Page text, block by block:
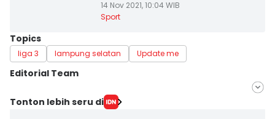
14 Nov 2021, 10:04 WIB
Sport
Topics
liga 3 lampung selatan Update me
Editorial Team
Editor
Tonton lebih seru di